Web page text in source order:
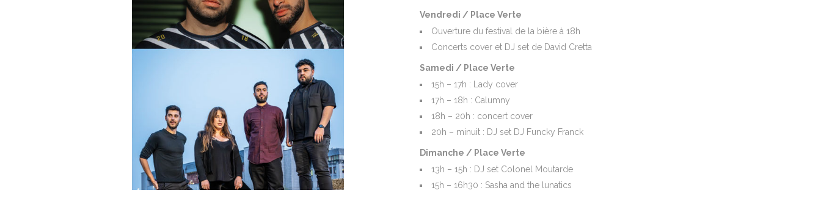
Vendredi / Place Verte
Ouverture du festival de la bière à 18h
Concerts cover et DJ set de David Cretta
Samedi / Place Verte
15h – 17h : Lady cover
17h – 18h : Calumny
18h – 20h : concert cover
20h – minuit : DJ set DJ Funcky Franck
Dimanche / Place Verte
13h – 15h : DJ set Colonel Moutarde
15h – 16h30 : Sasha and the lunatics